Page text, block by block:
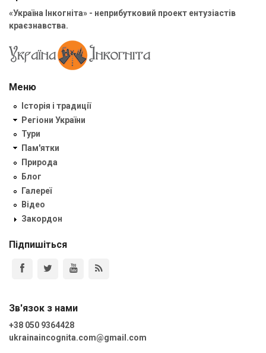
«Україна Інкогніта» - неприбутковий проект ентузіастів
краєзнавства.
Меню
Історія і традиції
Регіони України
Тури
Пам'ятки
Природа
Блог
Галереї
Відео
Закордон
Підпишіться
Зв'язок з нами
+38 050 9364428
ukrainaincognita.com@gmail.com